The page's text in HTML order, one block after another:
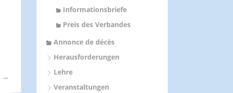
→
Informationsbriefe
Preis des Verbandes
Annonce de décès
Herausforderungen
Lehre
Veranstaltungen